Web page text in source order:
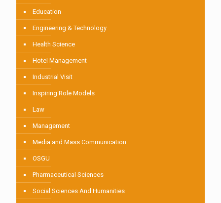
Education
Engineering & Technology
Health Science
Hotel Management
Industrial Visit
Inspiring Role Models
Law
Management
Media and Mass Communication
OSGU
Pharmaceutical Sciences
Social Sciences And Humanities